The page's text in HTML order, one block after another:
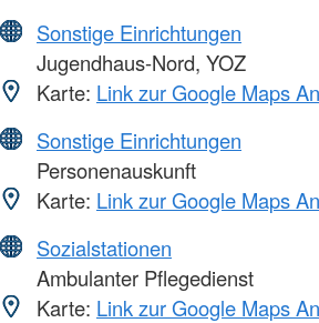
Sonstige Einrichtungen
Jugendhaus-Nord, YOZ
Karte: Link zur Google Maps
Sonstige Einrichtungen
Personenauskunft
Karte: Link zur Google Maps
Sozialstationen
Ambulanter Pflegedienst
Karte: Link zur Google Maps